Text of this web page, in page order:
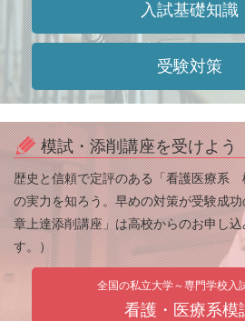
入試基礎知識
受験対策
模試・添削講座を受けよう
歴史と信頼で定評のある「看護医療系
の実力を知ろう。早めの対策が受験成
章上達添削講座」は高校からのお申し
す。）
全国の私立大学～専門学校入
看護・医療系模